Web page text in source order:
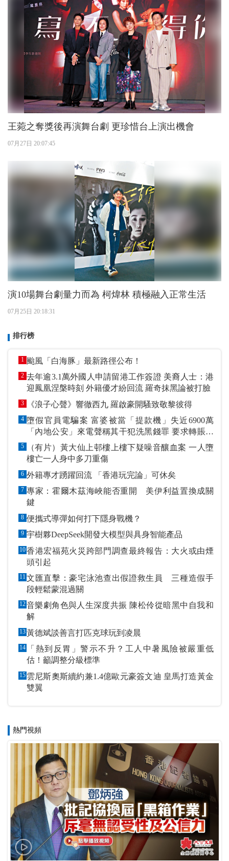
王菀之奪獎後再演舞台劇 更珍惜台上演出機會
07月27日 20:07:45
演10場舞台劇量力而為 柯煒林 積極融入正常生活
07月25日 20:18:31
排行榜
1 颱風「白海豚」最新路徑公布！
2 去年逾3.1萬外國人申請留港工作簽證 美裔人士：港
迎鳳凰涅槃時刻 外籍優才紛回流 羅奇抹黑論被打臉
3 《浪子心聲》響徹西九 羅啟豪開騷致敬黎彼得
4 墮假官員電騙案 富婆被當「提款機」失近6900萬
「內地公安」來電聲稱其干犯洗黑錢罪 要求轉賬到
指定戶口作「保證金」
5
（有片）黃大仙上邨樓上樓下疑噪音釀血案 一人墮
樓亡一人身中多刀重傷
6 外籍專才踴躍回流 「香港玩完論」可休矣
7 專家：霍爾木茲海峽能否重開 美伊利益置換成關
鍵
8 便攜式導彈如何打下隱身戰機？
9 宇樹夥DeepSeek開發大模型與具身智能產品
10香港宏福苑火災跨部門調查最終報告：大火或由煙
頭引起
11文匯直擊：豪宅泳池查出假證救生員 三種造假手
段輕鬆蒙混過關
12音樂劇角色與人生深度共振 陳松伶從暗黑中自我和
解
13黃德斌談善言打匹克球玩到凌晨
14
「熱到反胃」警示不升？工人中暑風險被嚴重低
估！籲調整分級標準
15 雲尼斯奧斯續約兼1.4億歐元豪簽文迪 皇馬打造黃金
雙翼
熱門視頻